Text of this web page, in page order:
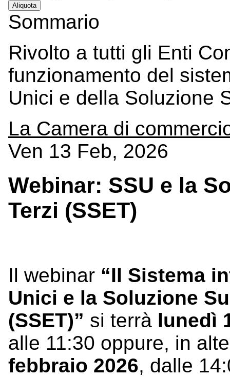
Aliquota
Sommario
Rivolto a tutti gli Enti
funzionamento del
Unici e della Soluzione
La Camera di
Ven 13 Feb, 2026
Webinar: SSU e la
Terzi (SSET)
Il webinar “Il Sistema
Unici e la Soluzione
(SSET)” si terrà lunedì
alle 11:30 oppure, in
febbraio 2026, dalle